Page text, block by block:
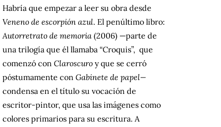
Habría que empezar a leer su obra desde
Veneno de escorpión azul. El penúltimo libro:
Autorretrato de memoria (2006) —parte de
una trilogía que él llamaba “Croquis”, que
comenzó con Claroscuro y que se cerró
póstumamente con Gabinete de papel—
condensa en el título su vocación de
escritor-pintor, que usa las imágenes como
colores primarios para su escritura. A